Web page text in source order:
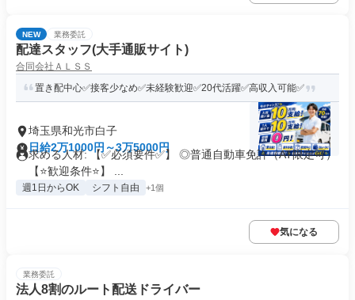
NEW 業務委託
配達スタッフ(大手通販サイト)
合同会社ＡＬＳＳ
置き配中心✅接客少なめ✅未経験歓迎✅20代活躍✅高収入可能✅
埼玉県和光市白子
日給2万1000円～3万5000円
求める人材: 【✅必須要件✅】 ◎普通自動車免許（AT限定可）
【⭐歓迎条件⭐】 ...
週1日からOK シフト自由 +1個
気になる
業務委託
法人8割のルート配送ドライバー